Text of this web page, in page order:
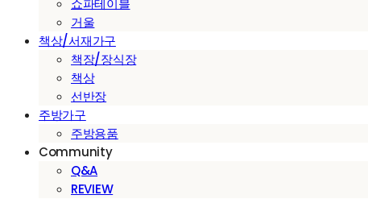
쇼파테이블
거울
책상/서재가구
책장/장식장
책상
선반장
주방가구
주방용품
Community
Q&A
REVIEW